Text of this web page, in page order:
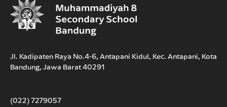
Jl. Kadipaten Raya No.4-6, Antapani Kidul, Kec. Antapani, Kota
Bandung, Jawa Barat 40291
(022) 7279057